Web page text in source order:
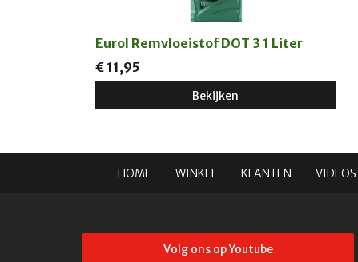
Eurol Remvloeistof DOT 3 1 Liter
€ 11,95
Bekijken
HOME WINKEL KLANTEN VIDEOS
Volg ons op Youtube